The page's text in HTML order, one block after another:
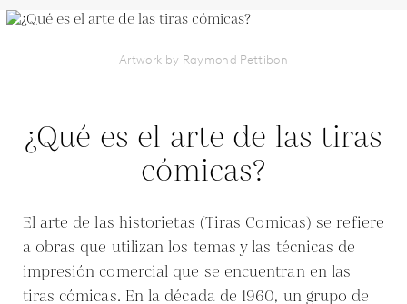
Artwork by Raymond Pettibon
¿Qué es el arte de las tiras
cómicas?
El arte de las historietas (Tiras Comicas) se refiere
a obras que utilizan los temas y las técnicas de
impresión comercial que se encuentran en las
tiras cómicas. En la década de 1960, un grupo de